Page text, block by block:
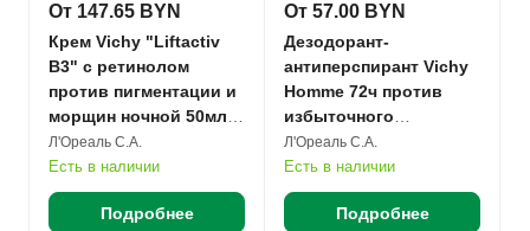
От 147.65 BYN
Крем Vichy "Liftactiv
B3" с ретинолом
против пигментации и
морщин ночной 50мл
№1
Л'Ореаль С.А.
Есть в наличии
Подробнее
От 57.00 BYN
Дезодорант-
антиперспирант Vichy
Homme 72ч против
избыточного
потоотделения
шариковый 50мл №1
Л'Ореаль С.А.
Есть в наличии
Подробнее